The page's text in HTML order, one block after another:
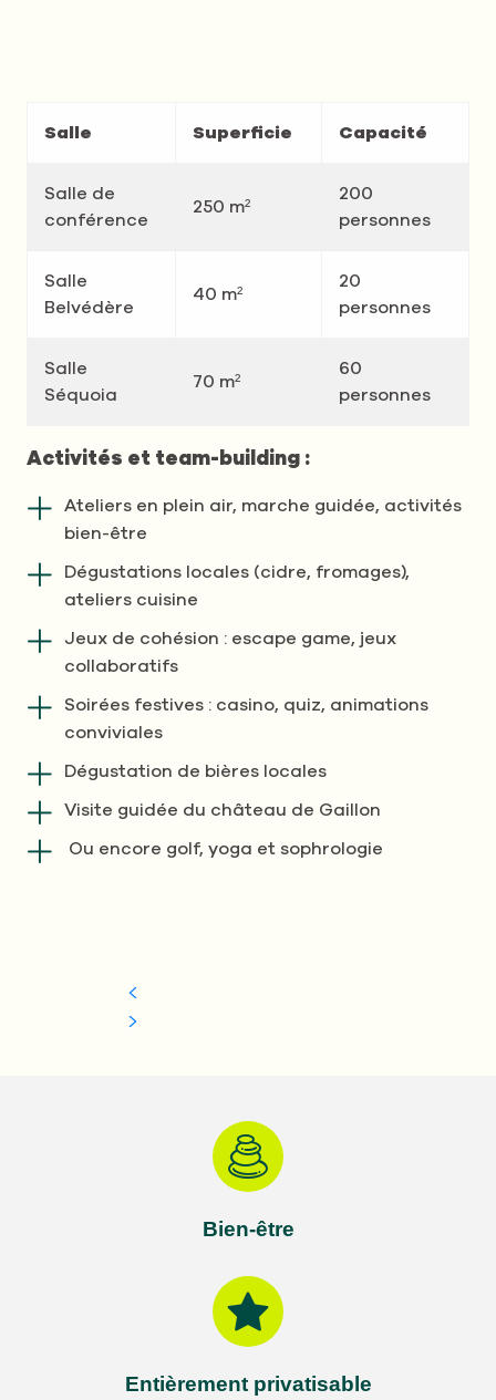
Salle Superficie Capacité
Salle de
conférence
250 m²
200
personnes
Salle
Belvédère
40 m²
20
personnes
Salle
Séquoia
70 m²
60
personnes
Activités et team-building :
Ateliers en plein air, marche guidée, activités
bien-être
Dégustations locales (cidre, fromages),
ateliers cuisine
Jeux de cohésion : escape game, jeux
collaboratifs
Soirées festives : casino, quiz, animations
conviviales
Dégustation de bières locales
Visite guidée du château de Gaillon
Ou encore golf, yoga et sophrologie
Bien-être
Entièrement privatisable